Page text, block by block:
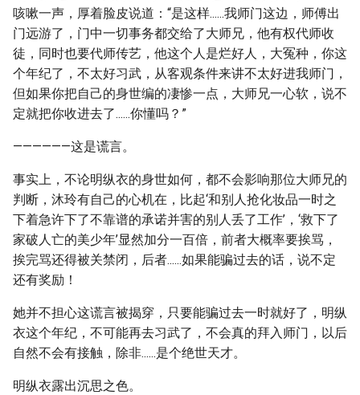
咳嗽一声，厚着脸皮说道：“是这样......我师门这边，师傅出
门远游了，门中一切事务都交给了大师兄，他有权代师收
徒，同时也要代师传艺，他这个人是烂好人，大冤种，你这
个年纪了，不太好习武，从客观条件来讲不太好进我师门，
但如果你把自己的身世编的凄惨一点，大师兄一心软，说不
定就把你收进去了......你懂吗？”
——————这是谎言。
事实上，不论明纵衣的身世如何，都不会影响那位大师兄的
判断，沐玲有自己的心机在，比起‘和别人抢化妆品一时之
下着急许下了不靠谱的承诺并害的别人丢了工作’，‘救下了
家破人亡的美少年’显然加分一百倍，前者大概率要挨骂，
挨完骂还得被关禁闭，后者......如果能骗过去的话，说不定
还有奖励！
她并不担心这谎言被揭穿，只要能骗过去一时就好了，明纵
衣这个年纪，不可能再去习武了，不会真的拜入师门，以后
自然不会有接触，除非......是个绝世天才。
明纵衣露出沉思之色。